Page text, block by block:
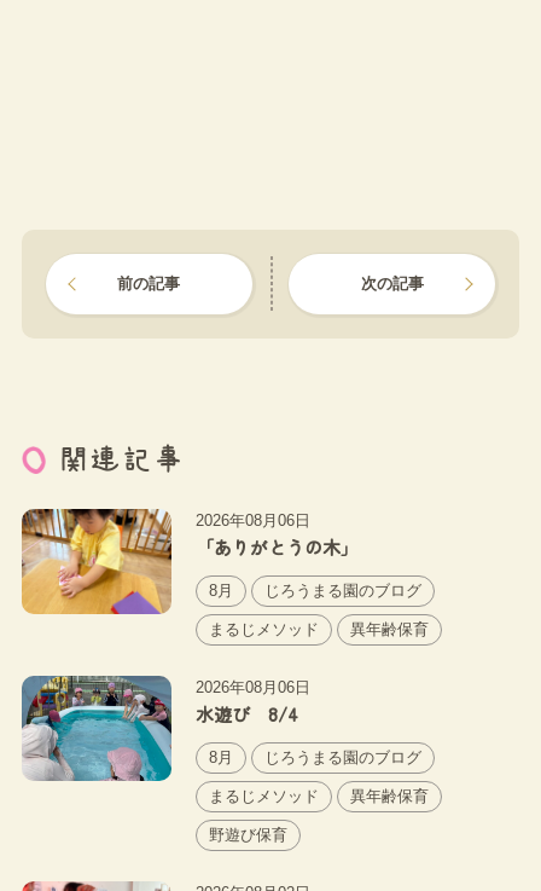
前の記事 次の記事
関連記事
2026年08月06日
「ありがとうの木」
8月 じろうまる園のブログ
まるじメソッド 異年齢保育
2026年08月06日
水遊び 8/4
8月 じろうまる園のブログ
まるじメソッド 異年齢保育
野遊び保育